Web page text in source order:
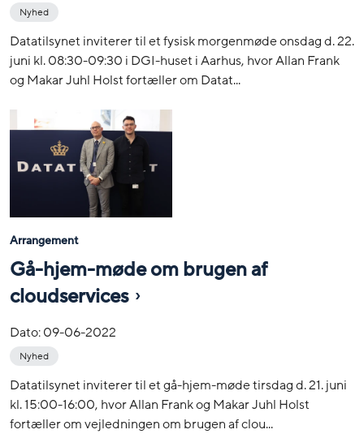
Nyhed
Datatilsynet inviterer til et fysisk morgenmøde onsdag d. 22.
juni kl. 08:30-09:30 i DGI-huset i Aarhus, hvor Allan Frank
og Makar Juhl Holst fortæller om Datat...
Arrangement
Gå-hjem-møde om brugen af
cloudservices
Dato:09-06-2022
Nyhed
Datatilsynet inviterer til et gå-hjem-møde tirsdag d. 21. juni
kl. 15:00-16:00, hvor Allan Frank og Makar Juhl Holst
fortæller om vejledningen om brugen af clou...